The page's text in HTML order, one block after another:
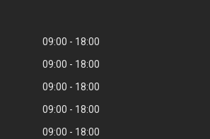
09:00
18:00
09:00
18:00
09:00
18:00
09:00
18:00
09:00
18:00